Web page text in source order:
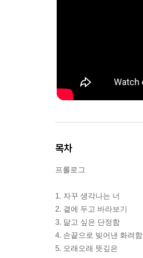
목차
프롤로그
1. 자꾸 생각나는 너
2. 곁에 두고 바라보기
3. 닮고 싶은 단정함
4. 손끝으로 빚어낸 화려함
5. 오래오래 뜻깊은